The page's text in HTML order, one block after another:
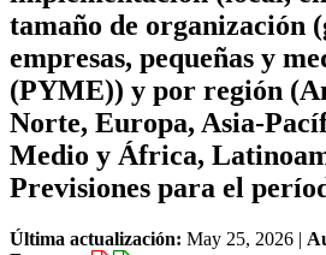
tamaño de organización
empresas, pequeñas y
(PYME)) y por región
Norte, Europa, Asia-
Medio y África,
Previsiones para el
Última actualización: May 25, 2026 |